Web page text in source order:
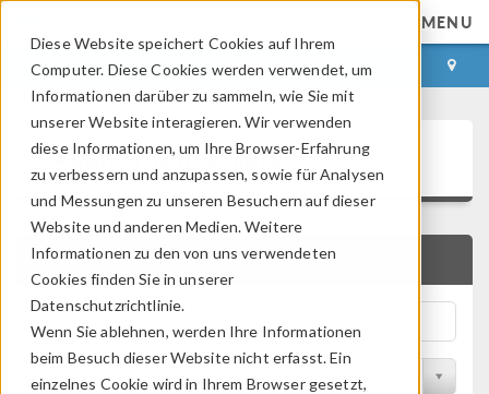
Diese Website speichert Cookies auf Ihrem
Computer. Diese Cookies werden verwendet, um
Informationen darüber zu sammeln, wie Sie mit
unserer Website interagieren. Wir verwenden
diese Informationen, um Ihre Browser-Erfahrung
zu verbessern und anzupassen, sowie für Analysen
und Messungen zu unseren Besuchern auf dieser
Website und anderen Medien. Weitere
Informationen zu den von uns verwendeten
Cookies finden Sie in unserer
Datenschutzrichtlinie.
Wenn Sie ablehnen, werden Ihre Informationen
beim Besuch dieser Website nicht erfasst. Ein
einzelnes Cookie wird in Ihrem Browser gesetzt,
MENU
ANMELDEN KONTAKT
Application Gallery
SCHNELLSUCHE
Nach Themenbereich filtern